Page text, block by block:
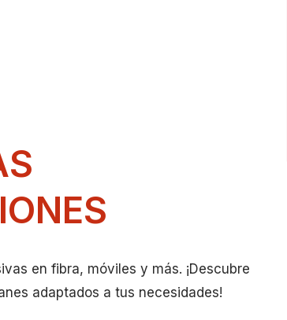
en fibra, móviles y más. ¡Descubre
adaptados a tus necesidades!